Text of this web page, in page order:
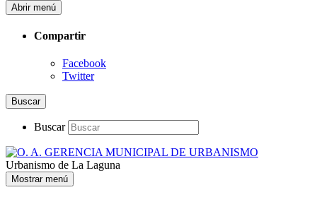
Abrir menú
Compartir
Facebook
Twitter
Buscar
Buscar
Urbanismo de La Laguna
Mostrar menú